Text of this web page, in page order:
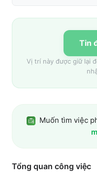
Tin
Vị trí này được giữ lại
Muốn tìm việc
Tổng quan công việc